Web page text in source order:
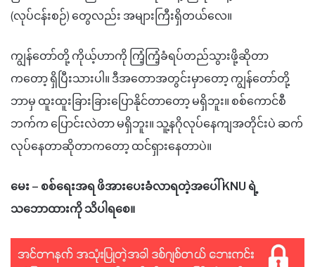
(လုပ်ငန်းစဉ်) တွေလည်း အများကြီးရှိတယ်လေ။
ကျွန်တော်တို့ ကိုယ့်ဟာကို ကြံ့ကြံ့ခံရပ်တည်သွားဖို့ဆိုတာ
ကတော့ ရှိပြီးသားပါ။ ဒီအတောအတွင်းမှာတော့ ကျွန်တော်တို့
ဘာမှ ထူးထူးခြားခြားပြောနိုင်တာတော့ မရှိဘူး။ စစ်ကောင်စီ
ဘက်က ပြောင်းလဲတာ မရှိဘူး။ သူ့နဂိုလုပ်နေကျအတိုင်းပဲ ဆက်
လုပ်နေတာဆိုတာကတော့ ထင်ရှားနေတာပဲ။
မေး – စစ်ရေးအရ ဖိအားပေးခံလာရတဲ့အပေါ် KNU ရဲ့
သဘောထားကို သိပါရစေ။